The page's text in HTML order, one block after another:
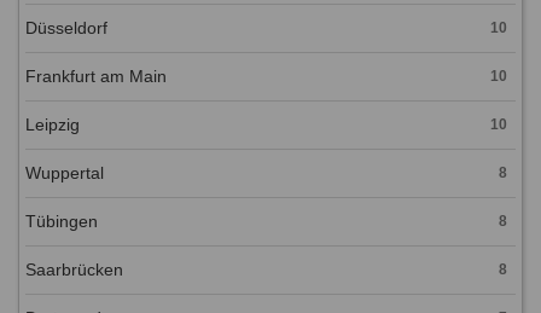
Düsseldorf 10
Frankfurt am Main 10
Leipzig 10
Wuppertal 8
Tübingen 8
Saarbrücken 8